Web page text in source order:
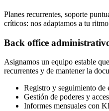
Planes recurrentes, soporte
críticos: nos adaptamos a tu
Back office
Asignamos un equipo estable
recurrentes y de mantener la
Registro y seguimiento de
Gestión de poderes y
Informes mensuales con